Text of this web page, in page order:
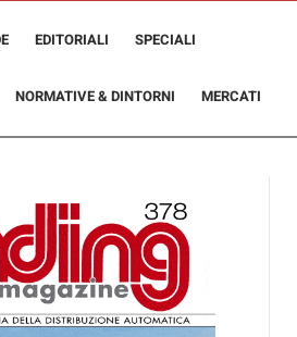
EDITORIALI SPECIALI
NORMATIVE & DINTORNI MERCATI